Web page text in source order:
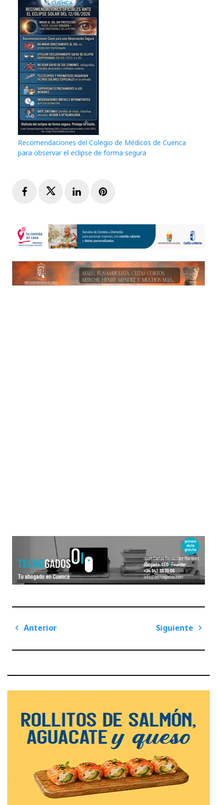
Recomendaciones del Colegio de Médicos de Cuenca
para observar el eclipse de forma segura
FacebookTwitterLinkedInPinterest
Navegación
entradas
Anterior
Siguiente